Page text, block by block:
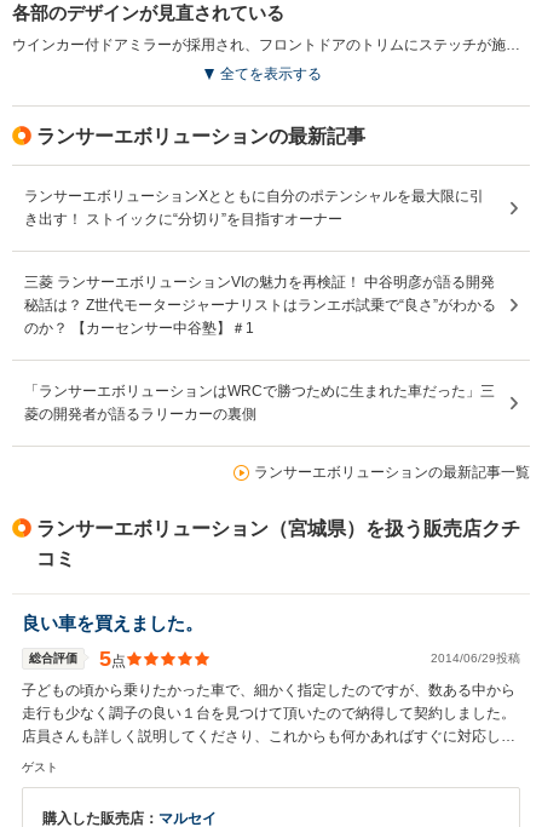
各部のデザインが見直されている
全てを表示する
ランサーエボリューションの最新記事
ランサーエボリューションXとともに自分のポテンシャルを最大限に引
き出す！ ストイックに“分切り”を目指すオーナー
三菱 ランサーエボリューションVIの魅力を再検証！ 中谷明彦が語る開発
秘話は？ Z世代モータージャーナリストはランエボ試乗で“良さ”がわかる
のか？ 【カーセンサー中谷塾】＃1
「ランサーエボリューションはWRCで勝つために生まれた車だった」三
菱の開発者が語るラリーカーの裏側
ランサーエボリューションの最新記事一覧
ランサーエボリューション（宮城県）を扱う販売店クチ
コミ
良い車を買えました。
総合評価 5点 2014/06/29投稿
子どもの頃から乗りたかった車で、細かく指定したのですが、数ある中から
走行も少なく調子の良い１台を見つけて頂いたので納得して契約しました。
店員さんも詳しく説明してくださり、これからも何かあればすぐに対応して
くださると言うことなので安心しました。
ゲスト
購入した販売店： マルセイ